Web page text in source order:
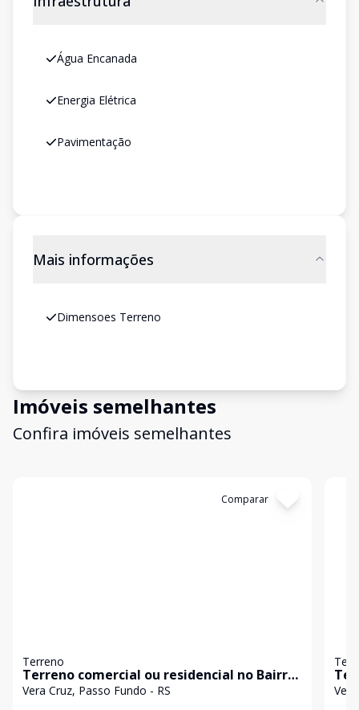
Água Encanada
Energia Elétrica
Pavimentação
Mais informações
Dimensoes Terreno
Imóveis semelhantes
Confira imóveis semelhantes
Comparar
Terreno
Terreno comercial ou residencial no Bairro
Vera Cruz em Passo Fundo, para venda.
Vera Cruz, Passo Fundo - RS